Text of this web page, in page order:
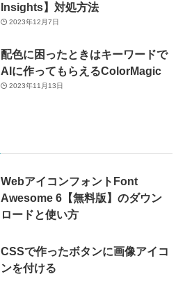
Insights】対処方法
2023年12月7日
配色に困ったときはキーワードで
AIに作ってもらえるColorMagic
2023年11月13日
WebアイコンフォントFont
Awesome 6【無料版】のダウン
ロードと使い方
CSSで作ったボタンに画像アイコ
ンを付ける